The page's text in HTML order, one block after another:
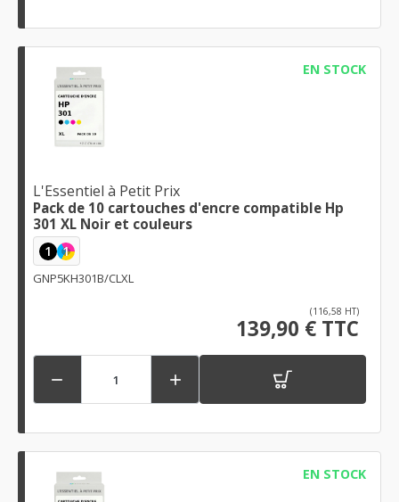
EN STOCK
L'Essentiel à Petit Prix
Pack de 10 cartouches d'encre compatible Hp
301 XL Noir et couleurs
1 1
GNP5KH301B/CLXL
(116,58 HT)
139,90 € TTC
 
EN STOCK